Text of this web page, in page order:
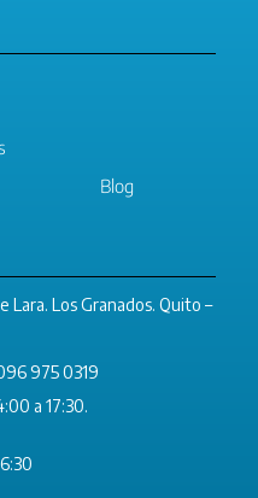
Blog
Lara. Los Granados. Quito –
975 0319
a 17:30.